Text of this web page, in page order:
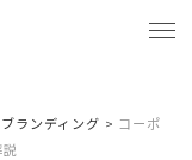
ブランディング > コーポ
説